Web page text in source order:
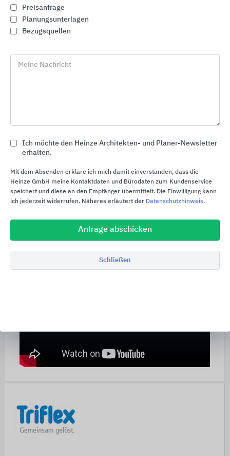
Gebäude aller Art vor eindringender Nässe und
Feuchtigkeit zu schützen und die Sicherheit im
Straßenverkehr durch Markierungen zu steigern.
Gelebte Verantwortung
mit dem Schwesterunternehmen Follmann & Co.
und hohe Sicherheitsstandards für Kunden,
arbeitet nach folgenden zertifizierten Qualitäts-
und Umweltnormen:
Zertifizierung DIN EN 14001
Schnelleinstiege
Preisanfrage
Planungsunterlagen
Bezugsquellen
Meine Nachricht
Ich möchte den Heinze Architekten- und Planer-Newsletter
erhalten.
Mit dem Absenden erkläre ich mich damit einverstanden, dass die
Heinze GmbH meine Kontaktdaten und Bürodaten zum Kundenservice
speichert und diese an den Empfänger übermittelt. Die Einwilligung kann
ich jederzeit widerrufen. Näheres erläutert der Datenschutzhinweis.
Anfrage abschicken
Schließen